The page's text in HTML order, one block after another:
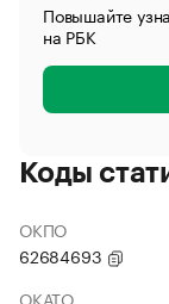
Повышайте
на РБК
Коды
ОКПО
62684693
ОКАТО